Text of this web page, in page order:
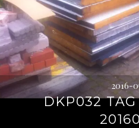
2016-
DKP032 TAG